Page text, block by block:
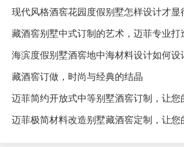
藏酒窖别墅中式订制的艺术，迈菲专业
海滨度假别墅酒窖地中海材料设计如何
藏酒窖订做，时尚与经典的结晶
迈菲简约开放式中等别墅酒窖订制，让
迈菲极简材料改造别墅藏酒窖定制，让